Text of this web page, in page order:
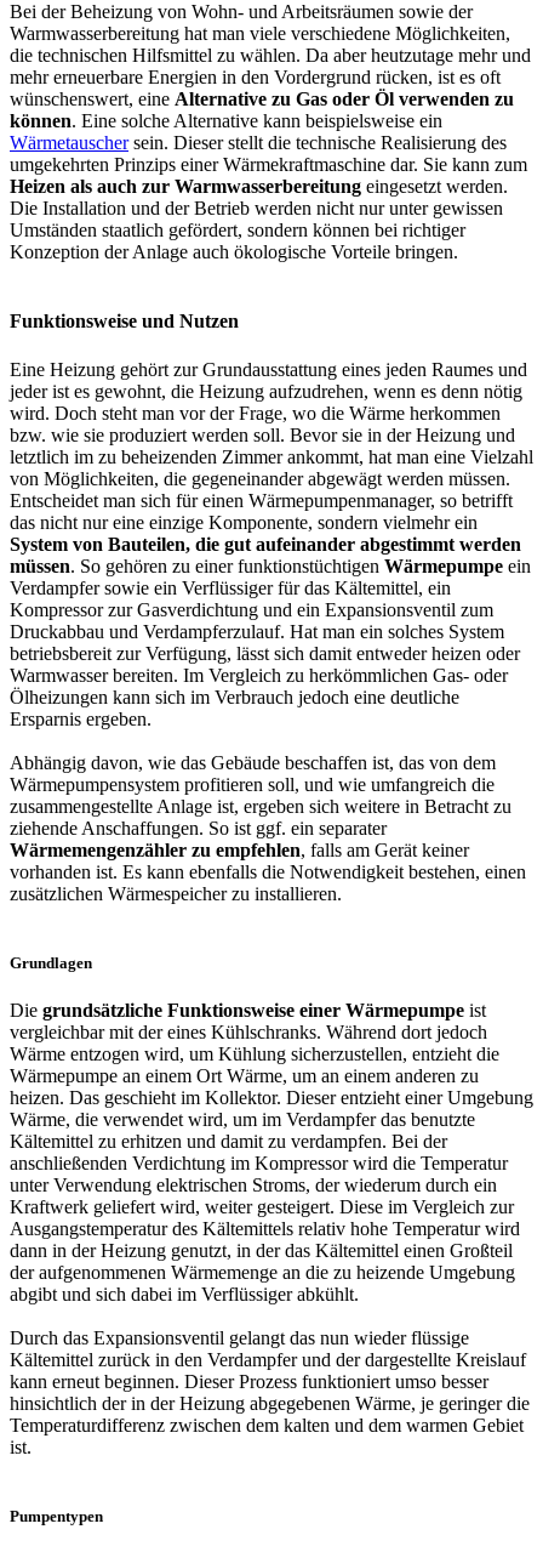
Bei der Beheizung von Wohn- und Arbeitsräumen sowie der
Warmwasserbereitung hat man viele verschiedene Möglichkeiten,
die technischen Hilfsmittel zu wählen. Da aber heutzutage mehr und
mehr erneuerbare Energien in den Vordergrund rücken, ist es oft
wünschenswert, eine Alternative zu Gas oder Öl verwenden zu
können. Eine solche Alternative kann beispielsweise ein
Wärmetauschersein. Dieser stellt die technische Realisierung des
umgekehrten Prinzips einer Wärmekraftmaschine dar. Sie kann zum
Heizen als auch zur Warmwasserbereitung eingesetzt werden.
Die Installation und der Betrieb werden nicht nur unter gewissen
Umständen staatlich gefördert, sondern können bei richtiger
Konzeption der Anlage auch ökologische Vorteile bringen.
Funktionsweise und Nutzen
Eine Heizung gehört zur Grundausstattung eines jeden Raumes und
jeder ist es gewohnt, die Heizung aufzudrehen, wenn es denn nötig
wird. Doch steht man vor der Frage, wo die Wärme herkommen
bzw. wie sie produziert werden soll. Bevor sie in der Heizung und
letztlich im zu beheizenden Zimmer ankommt, hat man eine Vielzahl
von Möglichkeiten, die gegeneinander abgewägt werden müssen.
Entscheidet man sich für einen Wärmepumpenmanager, so betrifft
das nicht nur eine einzige Komponente, sondern vielmehr ein
System von Bauteilen, die gut aufeinander abgestimmt werden
müssen. So gehören zu einer funktionstüchtigen Wärmepumpe ein
Verdampfer sowie ein Verflüssiger für das Kältemittel, ein
Kompressor zur Gasverdichtung und ein Expansionsventil zum
Druckabbau und Verdampferzulauf. Hat man ein solches System
betriebsbereit zur Verfügung, lässt sich damit entweder heizen oder
Warmwasser bereiten. Im Vergleich zu herkömmlichen Gas- oder
Ölheizungen kann sich im Verbrauch jedoch eine deutliche
Ersparnis ergeben.
Abhängig davon, wie das Gebäude beschaffen ist, das von dem
Wärmepumpensystem profitieren soll, und wie umfangreich die
zusammengestellte Anlage ist, ergeben sich weitere in Betracht zu
ziehende Anschaffungen. So ist ggf. ein separater
Wärmemengenzähler zu empfehlen, falls am Gerät keiner
vorhanden ist. Es kann ebenfalls die Notwendigkeit bestehen, einen
zusätzlichen Wärmespeicher zu installieren.
Grundlagen
Die grundsätzliche Funktionsweise einer Wärmepumpe ist
vergleichbar mit der eines Kühlschranks. Während dort jedoch
Wärme entzogen wird, um Kühlung sicherzustellen, entzieht die
Wärmepumpe an einem Ort Wärme, um an einem anderen zu
heizen. Das geschieht im Kollektor. Dieser entzieht einer Umgebung
Wärme, die verwendet wird, um im Verdampfer das benutzte
Kältemittel zu erhitzen und damit zu verdampfen. Bei der
anschließenden Verdichtung im Kompressor wird die Temperatur
unter Verwendung elektrischen Stroms, der wiederum durch ein
Kraftwerk geliefert wird, weiter gesteigert. Diese im Vergleich zur
Ausgangstemperatur des Kältemittels relativ hohe Temperatur wird
dann in der Heizung genutzt, in der das Kältemittel einen Großteil
der aufgenommenen Wärmemenge an die zu heizende Umgebung
abgibt und sich dabei im Verflüssiger abkühlt.
Durch das Expansionsventil gelangt das nun wieder flüssige
Kältemittel zurück in den Verdampfer und der dargestellte Kreislauf
kann erneut beginnen. Dieser Prozess funktioniert umso besser
hinsichtlich der in der Heizung abgegebenen Wärme, je geringer die
Temperaturdifferenz zwischen dem kalten und dem warmen Gebiet
ist.
Pumpentypen